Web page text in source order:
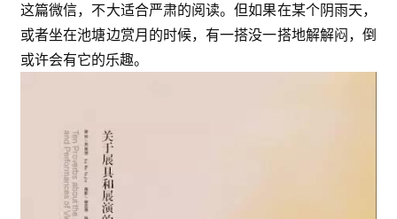
这篇微信，不大适合严肃的阅读。但如果在某个阴雨天，
或者坐在池塘边赏月的时候，有一搭没一搭地解解闷，倒
或许会有它的乐趣。